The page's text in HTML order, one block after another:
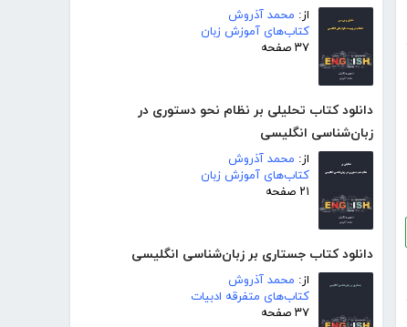
از: محمد آذروش
کتاب‌های آموزش زبان
۳۷ صفحه
دانلود کتاب تحلیلی بر نظام نحو دستوری در
زبان‌شناسی انگلیسی
از: محمد آذروش
کتاب‌های آموزش زبان
۲۱ صفحه
دانلود کتاب جستاری بر زبان‌شناسی انگلیسی
از: محمد آذروش
کتاب‌های متفرقه ادبیات
۳۷ صفحه